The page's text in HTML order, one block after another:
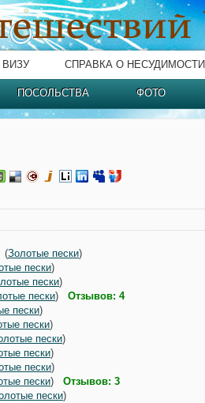
СПРАВКА О НЕСУДИМОСТИ
ПОСОЛЬСТВА ФОТО
Золотые пески)
пески)
пески)
пески) Отзывов: 4
пески)
пески)
пески)
пески)
пески)
пески) Отзывов: 3
пески)